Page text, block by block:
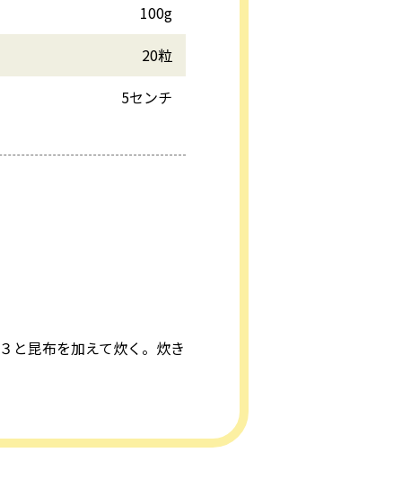
100g
20粒
5センチ
と昆布を加えて炊く。炊き